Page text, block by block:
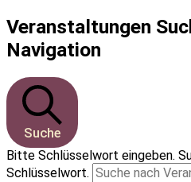
Veranstaltungen
Navigation
Suche
Bitte Schlüsselwort eingeben.
Schlüsselwort.